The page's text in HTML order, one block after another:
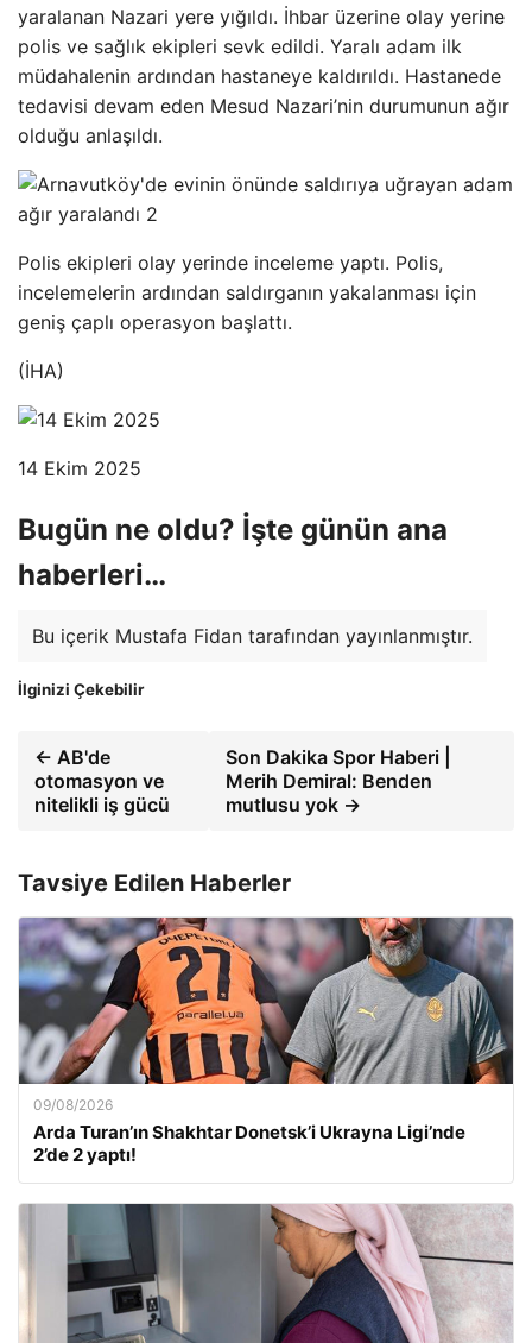
yaralanan Nazari yere yığıldı. İhbar üzerine olay yerine
polis ve sağlık ekipleri sevk edildi. Yaralı adam ilk
müdahalenin ardından hastaneye kaldırıldı. Hastanede
tedavisi devam eden Mesud Nazari’nin durumunun ağır
olduğu anlaşıldı.
Polis ekipleri olay yerinde inceleme yaptı. Polis,
incelemelerin ardından saldırganın yakalanması için
geniş çaplı operasyon başlattı.
(İHA)
14 Ekim 2025
Bugün ne oldu? İşte günün ana
haberleri…
Bu içerik Mustafa Fidan tarafından yayınlanmıştır.
İlginizi Çekebilir
← AB'de
otomasyon ve
nitelikli iş gücü
Son Dakika Spor Haberi |
Merih Demiral: Benden
mutlusu yok →
Tavsiye Edilen Haberler
09/08/2026
Arda Turan’ın Shakhtar Donetsk’i Ukrayna Ligi’nde
2’de 2 yaptı!